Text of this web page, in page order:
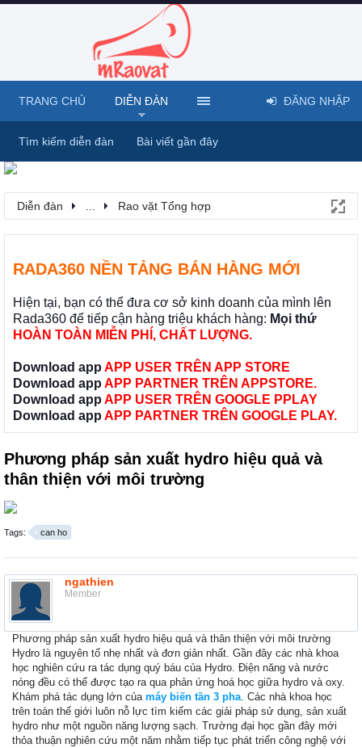
Diễn đàn Rao vặt Tổng hợp
RADA360 NỀN TẢNG BÁN HÀNG MỚI
Hiện tại, bạn có thể đưa cơ sở kinh doanh của mình lên
Rada360 để tiếp cận hàng triệu khách hàng: Mọi thứ
HOÀN TOÀN MIỄN PHÍ, CHẤT LƯỢNG.
Download app APP USER TRÊN APP STORE
Download app APP PARTNER TRÊN APPSTORE.
Download app APP USER TRÊN GOOGLE PPLAY
Download app APP PARTNER TRÊN GOOGLE PLAY.
Phương pháp sản xuất hydro hiệu quả và
thân thiện với môi trường
Tags: can ho
ngathien
Member
Phương pháp sản xuất hydro hiệu quả và thân thiện với môi trường
Hydro là nguyên tố nhẹ nhất và đơn giản nhất. Gần đây các nhà khoa
học nghiên cứu ra tác dụng quý báu của Hydro. Điện năng và nước
nóng đều có thể được tạo ra qua phản ứng hoá học giữa hydro và oxy.
Khám phá tác dụng lớn của máy biến tần 3 pha. Các nhà khoa học
trên toàn thế giới luôn nỗ lực tìm kiếm các giải pháp sử dụng, sản xuất
hydro như một nguồn năng lượng sạch. Trường đại học gần đây mới
thỏa thuận nghiên cứu một năm nhằm tiếp tục phát triển công nghệ với
TRANG CHỦ DIỄN ĐÀN
Tìm kiếm diễn đàn Bài viết gần đây
ĐĂNG NHẬP